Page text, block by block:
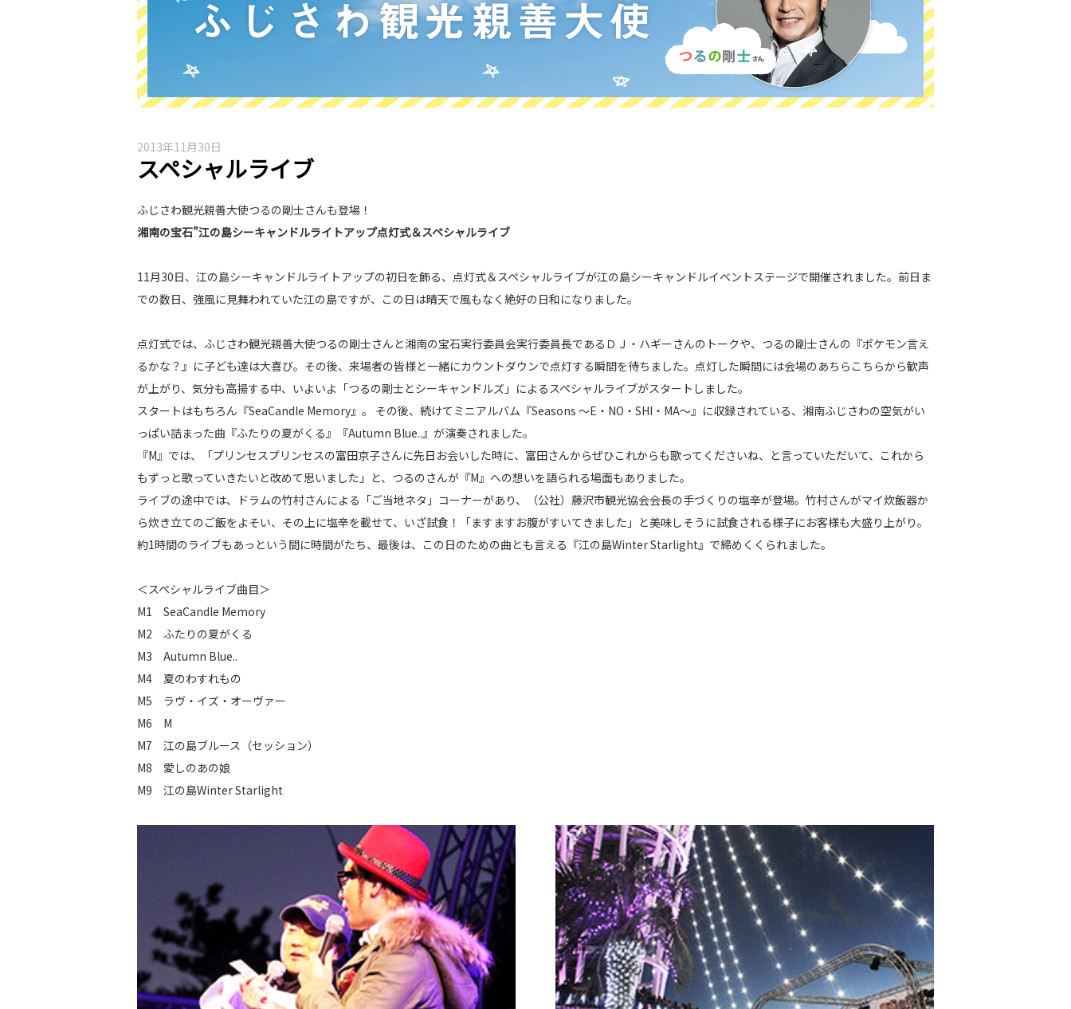
2013年11月30日
スペシャルライブ
ふじさわ観光親善大使つるの剛士さんも登場！
湘南の宝石”江の島シーキャンドルライトアップ点灯式＆スペシャルライブ
11月30日、江の島シーキャンドルライトアップの初日を飾る、点灯式＆スペシャルライブが江の島シーキャンドルイベントステージで開催されました。前日ま
での数日、強風に見舞われていた江の島ですが、この日は晴天で風もなく絶好の日和になりました。
点灯式では、ふじさわ観光親善大使つるの剛士さんと湘南の宝石実行委員会実行委員長であるＤＪ・ハギーさんのトークや、つるの剛士さんの『ポケモン言え
るかな？』に子ども達は大喜び。その後、来場者の皆様と一緒にカウントダウンで点灯する瞬間を待ちました。点灯した瞬間には会場のあちらこちらから歓声
が上がり、気分も高揚する中、いよいよ「つるの剛士とシーキャンドルズ」によるスペシャルライブがスタートしました。
スタートはもちろん『SeaCandle Memory』。 その後、続けてミニアルバム『Seasons ～E・NO・SHI・MA～』に収録されている、湘南ふじさわの空気がい
っぱい詰まった曲『ふたりの夏がくる』『Autumn Blue..』が演奏されました。
『M』では、「プリンセスプリンセスの富田京子さんに先日お会いした時に、富田さんからぜひこれからも歌ってくださいね、と言っていただいて、これから
もずっと歌っていきたいと改めて思いました」と、つるのさんが『M』への想いを語られる場面もありました。
ライブの途中では、ドラムの竹村さんによる「ご当地ネタ」コーナーがあり、（公社）藤沢市観光協会会長の手づくりの塩辛が登場。竹村さんがマイ炊飯器か
ら炊き立てのご飯をよそい、その上に塩辛を載せて、いざ試食！「ますますお腹がすいてきました」と美味しそうに試食される様子にお客様も大盛り上がり。
約1時間のライブもあっという間に時間がたち、最後は、この日のための曲とも言える『江の島Winter Starlight』で締めくくられました。
＜スペシャルライブ曲目＞
M1 SeaCandle Memory
M2 ふたりの夏がくる
M3 Autumn Blue..
M4 夏のわすれもの
M5 ラヴ・イズ・オーヴァー
M6 M
M7 江の島ブルース（セッション）
M8 愛しのあの娘
M9 江の島Winter Starlight